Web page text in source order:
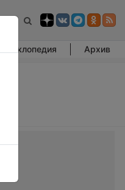
Энциклопедия Архив